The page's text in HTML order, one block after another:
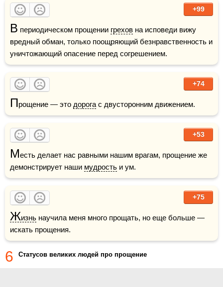
+99
В периодическом прощении грехов на исповеди вижу
вредный обман, только поощряющий безнравственность и
уничтожающий опасение перед согрешением.
+74
Прощение — это дорога с двусторонним движением.
+53
Месть делает нас равными нашим врагам, прощение же
демонстрирует наши мудрость и ум.
+75
Жизнь научила меня много прощать, но еще больше —
искать прощения.
6 Статусов великих людей про прощение